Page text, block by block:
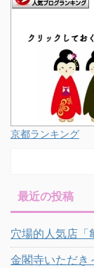
京都ランキング
最近の投稿
穴場的人気店「
金閣寺いただき